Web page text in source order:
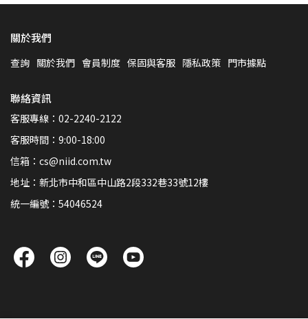
關於我們
查詢 關於我們 會員制度 保固與客服 隱私政策 門市據點
聯絡資訊
客服專線：02-2240-2122
客服時間：9:00-18:00
信箱：cs@niid.com.tw
地址：新北市中和區中山路2段332巷33號12樓
統一編號：54046524